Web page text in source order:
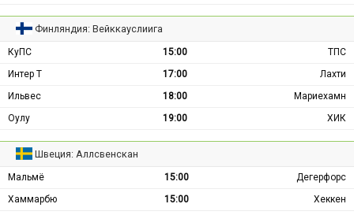
Финляндия: Вейккауслиига
КуПС 15:00
ТПС
Интер Т
17:00
Лахти
Ильвес
18:00
Мариехамн
Оулу
19:00 ХИК
Швеция: Аллсвенскан
Мальмё 15:00
Дегерфорс
Хаммарбю
15:00
Хеккен